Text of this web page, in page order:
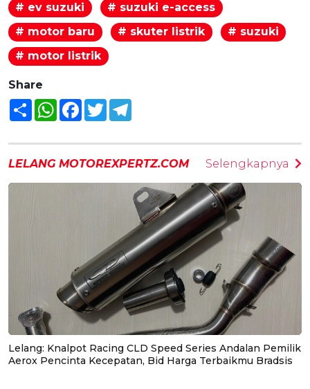
# ev suzuki
# suzuki e-access
# motor baru
# skuter listrik
# suzuki
# motor listrik
Share
Share WhatsAppFacebook
Twitter
LELANG MOTOREXPERTZ.COM Selengkapnya
Lelang: Knalpot Racing CLD Speed Series Andalan Pemilik
Aerox Pencinta Kecepatan, Bid Harga Terbaikmu Bradsis